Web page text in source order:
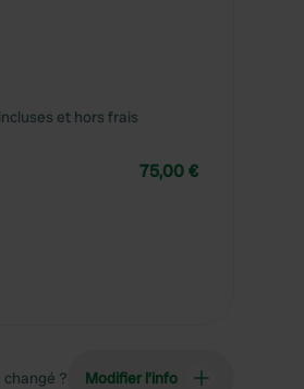
et hors frais
75,00 €
changé ? Modifier l’info